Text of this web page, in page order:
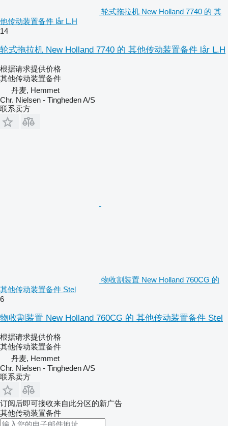
轮式拖拉机 New Holland 7740 的 其
他传动装置备件 lår L.H
14
轮式拖拉机 New Holland 7740 的 其他传动装置备件 lår L.H
根据请求提供价格
其他传动装置备件
丹麦, Hemmet
Chr. Nielsen - Tingheden A/S
联系卖方
物收割装置 New Holland 760CG 的
其他传动装置备件 Stel
6
物收割装置 New Holland 760CG 的 其他传动装置备件 Stel
根据请求提供价格
其他传动装置备件
丹麦, Hemmet
Chr. Nielsen - Tingheden A/S
联系卖方
订阅后即可接收来自此分区的新广告
其他传动装置备件